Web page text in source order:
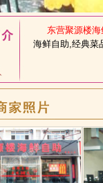
东营聚源楼
海鲜自助,经典菜